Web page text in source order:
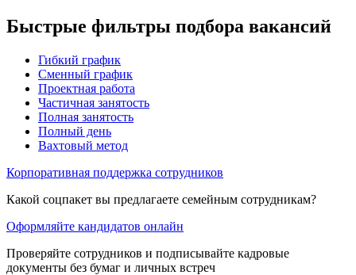
Быстрые фильтры подбора вакансий
Гибкий график
Сменный график
Проектная работа
Частичная занятость
Полная занятость
Полный день
Вахтовый метод
Корпоративная поддержка сотрудников
Какой соцпакет вы предлагаете семейным сотрудникам?
Оформляйте кандидатов онлайн
Проверяйте сотрудников и подписывайте кадровые
документы без бумаг и личных встреч